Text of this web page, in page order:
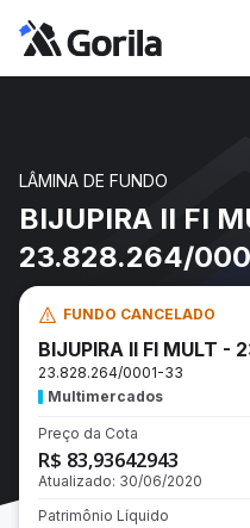
LÂMINA DE FUNDO
BIJUPIRA II FI
23.828.264/
FUNDO CANCELADO
BIJUPIRA II FI MULT
23.828.264/0001-33
Multimercados
Preço da Cota
R$ 83,93642943
Atualizado: 30/06/2020
Patrimônio Líquido